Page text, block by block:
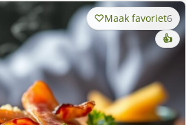
Maak favoriet6
👍